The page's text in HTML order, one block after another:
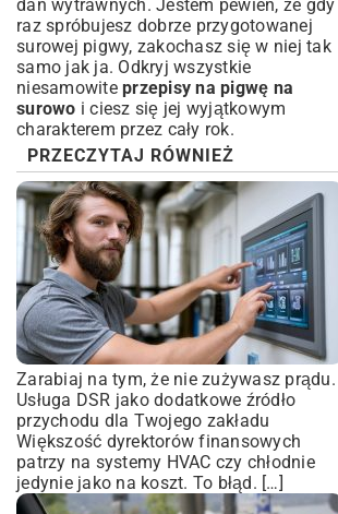
dań wytrawnych. Jestem pewien, że gdy
raz spróbujesz dobrze przygotowanej
surowej pigwy, zakochasz się w niej tak
samo jak ja. Odkryj wszystkie
niesamowite przepisy na pigwę na
surowo i ciesz się jej wyjątkowym
charakterem przez cały rok.
PRZECZYTAJ RÓWNIEŻ
Zarabiaj na tym, że nie zużywasz prądu.
Usługa DSR jako dodatkowe źródło
przychodu dla Twojego zakładu
Większość dyrektorów finansowych
patrzy na systemy HVAC czy chłodnie
jedynie jako na koszt. To błąd. […]